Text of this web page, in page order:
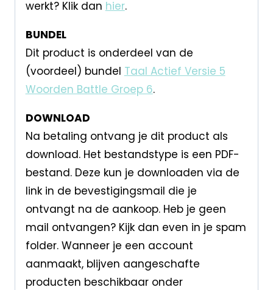
werkt? Klik dan hier.
BUNDEL
Dit product is onderdeel van de
(voordeel) bundel Taal Actief Versie 5
Woorden Battle Groep 6.
DOWNLOAD
Na betaling ontvang je dit product als
download. Het bestandstype is een PDF-
bestand. Deze kun je downloaden via de
link in de bevestigingsmail die je
ontvangt na de aankoop. Heb je geen
mail ontvangen? Kijk dan even in je spam
folder. Wanneer je een account
aanmaakt, blijven aangeschafte
producten beschikbaar onder